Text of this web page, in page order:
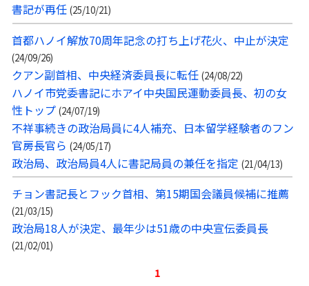
書記が再任 (25/10/21)
首都ハノイ解放70周年記念の打ち上げ花火、中止が決定
(24/09/26)
クアン副首相、中央経済委員長に転任 (24/08/22)
ハノイ市党委書記にホアイ中央国民運動委員長、初の女
性トップ (24/07/19)
不祥事続きの政治局員に4人補充、日本留学経験者のフン
官房長官ら (24/05/17)
政治局、政治局員4人に書記局員の兼任を指定 (21/04/13)
チョン書記長とフック首相、第15期国会議員候補に推薦
(21/03/15)
政治局18人が決定、最年少は51歳の中央宣伝委員長
(21/02/01)
1